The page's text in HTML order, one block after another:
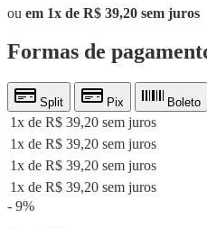
ou em 1x de R$ 39,20 sem juros
Formas de
Split Pix Boleto
1x de R$ 39,20 sem juros
1x de R$ 39,20 sem juros
1x de R$ 39,20 sem juros
1x de R$ 39,20 sem juros
- 9%